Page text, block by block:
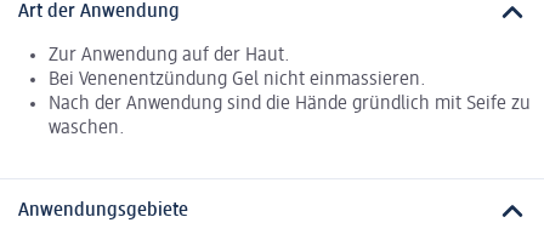
Art der Anwendung
Zur Anwendung auf der Haut.
Bei Venenentzündung Gel nicht einmassieren.
Nach der Anwendung sind die Hände gründlich mit Seife zu
waschen.
Anwendungsgebiete